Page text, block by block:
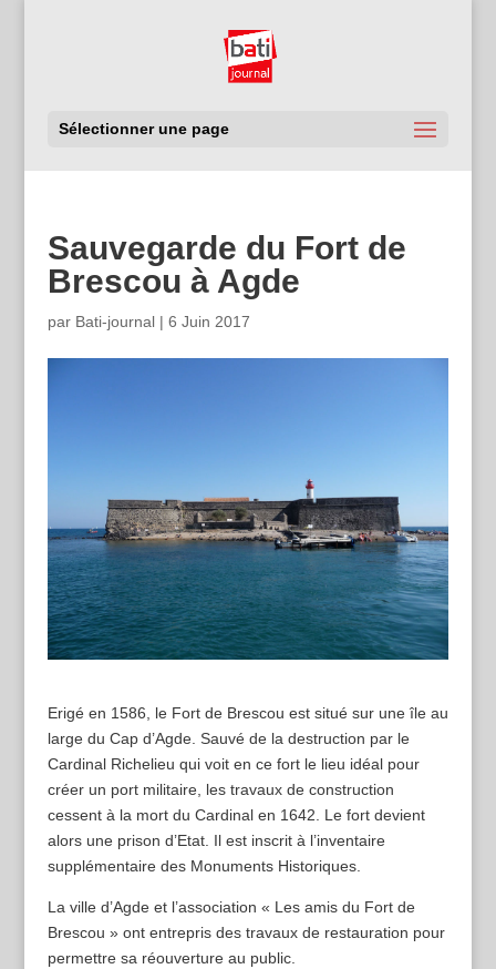
Sélectionner une page
Sauvegarde du Fort de
Brescou à Agde
par Bati-journal| 6 Juin 2017
Erigé en 1586, le Fort de Brescou est situé sur une île au
large du Cap d’Agde. Sauvé de la destruction par le
Cardinal Richelieu qui voit en ce fort le lieu idéal pour
créer un port militaire, les travaux de construction
cessent à la mort du Cardinal en 1642. Le fort devient
alors une prison d’Etat. Il est inscrit à l’inventaire
supplémentaire des Monuments Historiques.
La ville d’Agde et l’association « Les amis du Fort de
Brescou » ont entrepris des travaux de restauration pour
permettre sa réouverture au public.